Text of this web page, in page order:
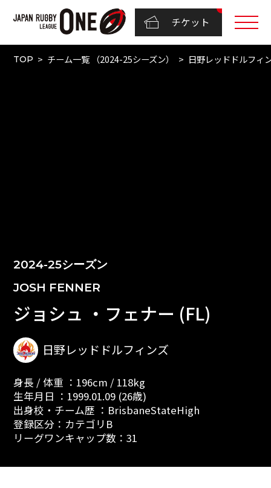
チケット
TOP チーム一覧 （2024-25シーズン） 日野レッドドルフィ
2024-25シーズン
JOSH FENNER
ジョシュ ・フェナー (FL)
日野レッドドルフィンズ
身長 / 体重 ：196cm / 118kg
生年月日 ：1999.01.09 (26歳)
出身校・チーム歴 ：BrisbaneStateHigh
登録区分：カテゴリB
リーグワンキャップ数：31